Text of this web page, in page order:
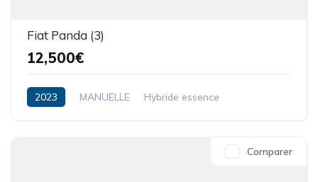
Fiat Panda (3)
12,500€
2023 MANUELLE Hybride essence
Comparer